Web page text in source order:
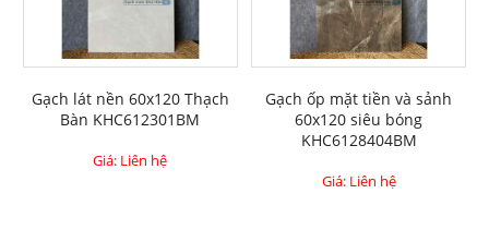
Gạch lát nền 60x120 Thạch
Bàn KHC612301BM
Giá: Liên hệ
Gạch ốp mặt tiền và sảnh
60x120 siêu bóng
KHC6128404BM
Giá: Liên hệ